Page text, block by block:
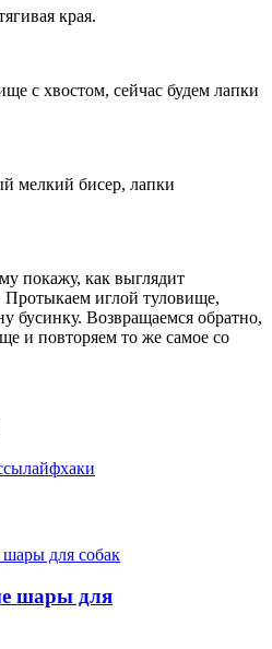
края.
с хвостом, сейчас будем лапки
мелкий бисер, лапки
покажу, как выглядит
Протыкаем иглой туловище,
бусинку. Возвращаемся обратно,
и повторяем то же самое со
лайфхаки
шары для